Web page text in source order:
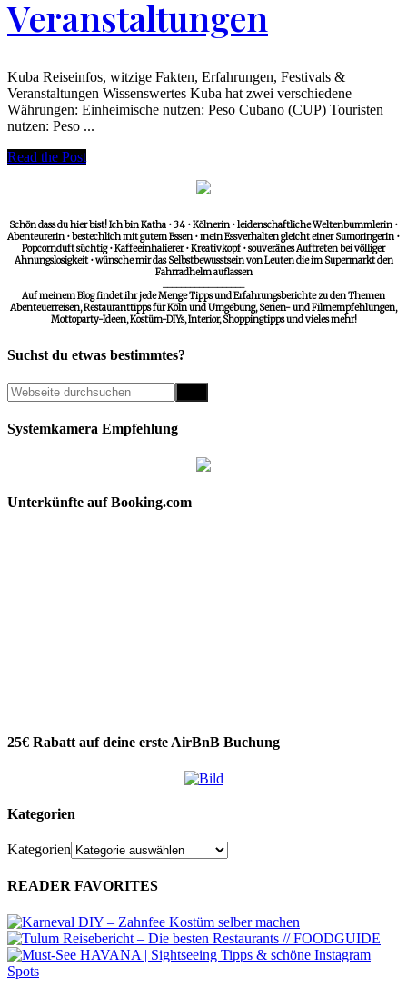
Veranstaltungen
Kuba Reiseinfos, witzige Fakten, Erfahrungen, Festivals &
Veranstaltungen Wissenswertes Kuba hat zwei verschiedene
Währungen: Einheimische nutzen: Peso Cubano (CUP) Touristen
nutzen: Peso ...
Read the Post
Schön dass du hier bist! Ich bin Katha • 34 • Kölnerin • leidenschaftliche Weltenbummlerin •
Abenteurerin • bestechlich mit gutem Essen • mein Essverhalten gleicht einer Sumoringerin •
Popcornduft süchtig • Kaffeeinhalierer • Kreativkopf • souveränes Auftreten bei völliger
Ahnungslosigkeit • wünsche mir das Selbstbewusstsein von Leuten die im Supermarkt den
Fahrradhelm auflassen
__________________
Auf meinem Blog findet ihr jede Menge Tipps und Erfahrungsberichte zu den Themen
Abenteuerreisen, Restauranttipps für Köln und Umgebung, Serien- und Filmempfehlungen,
Mottoparty-Ideen, Kostüm-DIYs, Interior, Shoppingtipps und vieles mehr!
Suchst du etwas bestimmtes?
Systemkamera Empfehlung
Unterkünfte auf Booking.com
25€ Rabatt auf deine erste AirBnB Buchung
Kategorien
Kategorien
READER FAVORITES